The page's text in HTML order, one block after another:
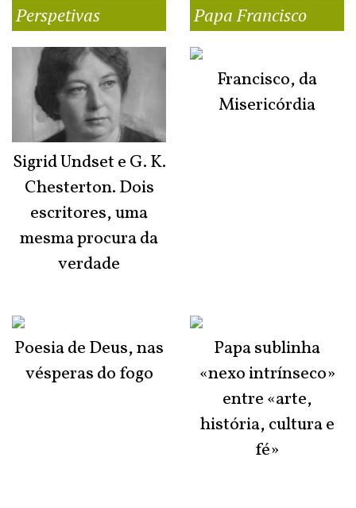
Perspetivas
Sigrid Undset e G. K.
Chesterton. Dois
escritores, uma
mesma procura da
verdade
Poesia de Deus, nas
vésperas do fogo
Papa Francisco
Francisco, da
Misericórdia
Papa sublinha
«nexo intrínseco»
entre «arte,
história, cultura e
fé»